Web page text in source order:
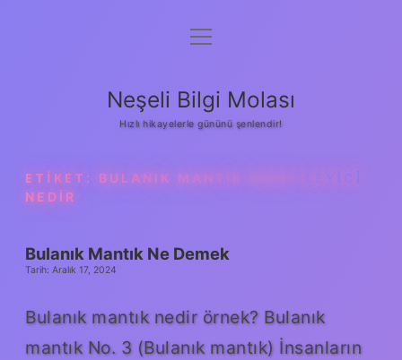
Anasayfa
Yasal Uyarı
menüyü
Neşeli Bilgi Molası
Hızlı hikayelerle gününü şenlendir!
ETIKET:
BULANIK MANTIK DENETLEYICI
NEDIR
Bulanık Mantık Ne Demek
Tarih: Aralık 17, 2024
Bulanık mantık nedir örnek? Bulanık
mantık No. 3 (Bulanık mantık) İnsanların